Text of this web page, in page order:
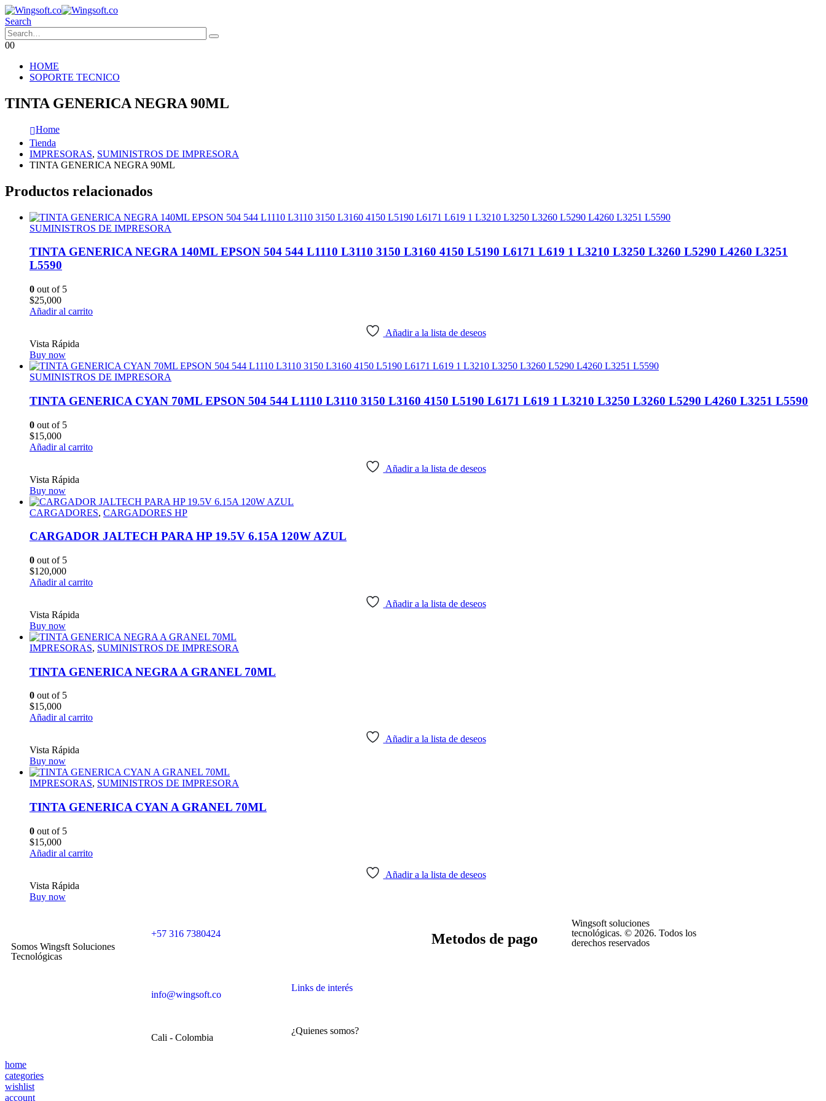
Search
00
HOME
SOPORTE TECNICO
TINTA GENERICA NEGRA 90ML
Home
Tienda
IMPRESORAS, SUMINISTROS DE IMPRESORA
TINTA GENERICA NEGRA 90ML
Productos relacionados
SUMINISTROS DE IMPRESORA
TINTA GENERICA NEGRA 140ML EPSON 504 544 L1110 L3110 3150 L3160 4150 L5190 L6171 L619 1 L3210 L3250 L3260 L5290 L4260 L3251
L5590
0 out of 5
$25,000
Añadir al carrito
Añadir a la lista de deseos
Vista Rápida
Buy now
SUMINISTROS DE IMPRESORA
TINTA GENERICA CYAN 70ML EPSON 504 544 L1110 L3110 3150 L3160 4150 L5190 L6171 L619 1 L3210 L3250 L3260 L5290 L4260 L3251 L5590
0 out of 5
$15,000
Añadir al carrito
Añadir a la lista de deseos
Vista Rápida
Buy now
CARGADORES, CARGADORES HP
CARGADOR JALTECH PARA HP 19.5V 6.15A 120W AZUL
0 out of 5
$120,000
Añadir al carrito
Añadir a la lista de deseos
Vista Rápida
Buy now
IMPRESORAS, SUMINISTROS DE IMPRESORA
TINTA GENERICA NEGRA A GRANEL 70ML
0 out of 5
$15,000
Añadir al carrito
Añadir a la lista de deseos
Vista Rápida
Buy now
IMPRESORAS, SUMINISTROS DE IMPRESORA
TINTA GENERICA CYAN A GRANEL 70ML
0 out of 5
$15,000
Añadir al carrito
Añadir a la lista de deseos
Vista Rápida
Buy now
Somos Wingsft Soluciones
Tecnológicas
+57 316 7380424
info@wingsoft.co
Cali - Colombia
Links de interés
¿Quienes somos?
Metodos de pago
Wingsoft soluciones
tecnológicas. © 2026. Todos los
derechos reservados
home
categories
wishlist
account